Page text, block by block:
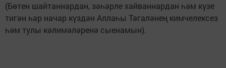
(Бөтен шайтаннардан, зәһәрле хайваннардан һәм күзе
тигән һәр начар күздән Аллаһы Тәгаләнең кимчелексез
һәм тулы кәлимәләренә сыенамын).